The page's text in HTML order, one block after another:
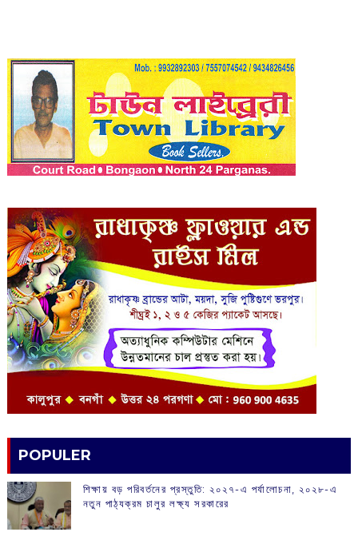
POPULER
শিক্ষায় বড় পরিবর্তনের প্রস্তুতি: ২০২৭-এ পর্যালোচনা, ২০২৮-এ
নতুন পাঠ্যক্রম চালুর লক্ষ্য সরকারের